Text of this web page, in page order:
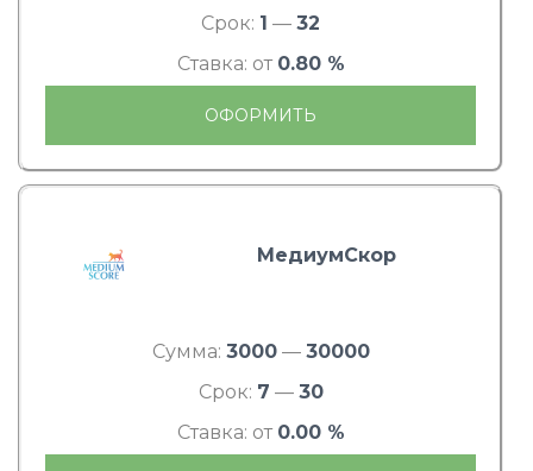
Срок: 1 — 32
Ставка: от 0.80 %
ОФОРМИТЬ
МедиумСкор
Сумма: 3000— 30000
Срок: 7 — 30
Ставка: от 0.00 %